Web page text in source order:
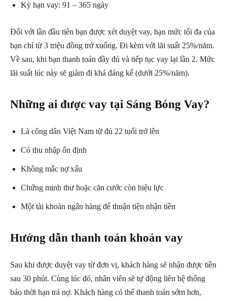
Kỳ hạn vay: 91 – 365 ngày
Đối với lần đầu tiên bạn được xét duyệt vay, hạn mức tối đa của
bạn chỉ từ 3 triệu đồng trở xuống. Đi kèm với lãi suất 25%/năm.
Về sau, khi bạn thanh toán đầy đủ và tiếp tục vay lại lần 2. Mức
lãi suất lúc này sẽ giảm đi khá đáng kể (dưới 25%/năm).
Những ai được vay tại Sáng Bóng Vay?
Là công dân Việt Nam từ đủ 22 tuổi trở lên
Có thu nhập ổn định
Không mắc nợ xấu
Chứng minh thư hoặc căn cước còn hiệu lực
Một tài khoản ngân hàng để thuận tiện nhận tiền
Hướng dẫn thanh toán khoản vay
Sau khi được duyệt vay từ đơn vị, khách hàng sẽ nhận được tiền
sau 30 phút. Cùng lúc đó, nhân viên sẽ tự động liên hệ thống
báo thời hạn trả nợ. Khách hàng có thể thanh toán sớm hơn,